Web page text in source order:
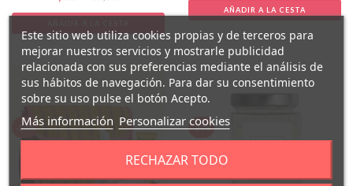
AÑADIR A LA CESTA
-20% -20%
Este sitio web utiliza cookies propias y de terceros para
mejorar nuestros servicios y mostrarle publicidad
relacionada con sus preferencias mediante el análisis de
sus hábitos de navegación. Para dar su consentimiento
sobre su uso pulse el botón Acepto.
Más información Personalizar cookies
RECHAZAR TODO